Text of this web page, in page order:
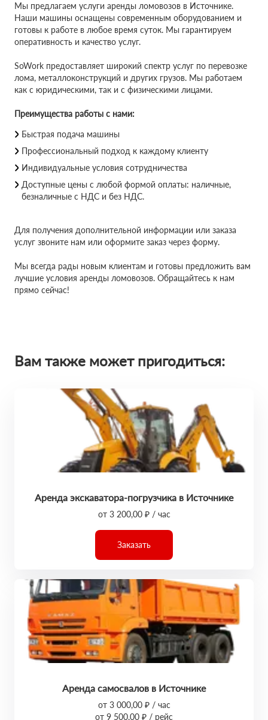
Мы предлагаем услуги аренды ломовозов в Источнике.
Наши машины оснащены современным оборудованием и
готовы к работе в любое время суток. Мы гарантируем
оперативность и качество услуг.
SoWork предоставляет широкий спектр услуг по перевозке
лома, металлоконструкций и других грузов. Мы работаем
как с юридическими, так и с физическими лицами.
Преимущества работы с нами:
Быстрая подача машины
Профессиональный подход к каждому клиенту
Индивидуальные условия сотрудничества
Доступные цены с любой формой оплаты: наличные,
безналичные с НДС и без НДС.
Для получения дополнительной информации или заказа
услуг звоните нам или оформите заказ через форму.
Мы всегда рады новым клиентам и готовы предложить вам
лучшие условия аренды ломовозов. Обращайтесь к нам
прямо сейчас!
Вам также может пригодиться:
Аренда экскаватора-погрузчика в Источнике
от 3 200,00 ₽ / час
Заказать
Аренда самосвалов в Источнике
от 3 000,00 ₽ / час
от 9 500,00 ₽ / рейс